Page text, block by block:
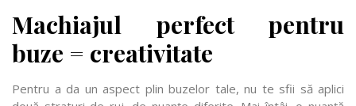
Machiajul perfect pentru
buze = creativitate
Pentru a da un aspect plin buzelor tale, nu te sfii să aplici